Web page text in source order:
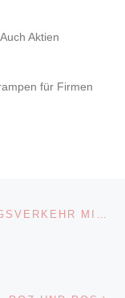
Aktien
für Firmen
POS – BARGELDLOSER ZAHLUNGSVERKEHR MIT KREDIT